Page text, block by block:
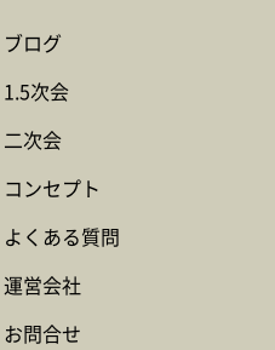
ブログ
1.5次会
二次会
コンセプト
よくある質問
運営会社
お問合せ